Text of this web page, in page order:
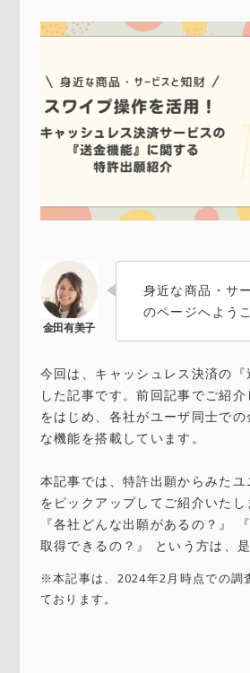
身近な商品・サ
のページへよう
今回は、キャッシュレス決済の『
した記事です。前回記事でご紹介
をはじめ、各社がユーザ同士で
な機能を搭載しています。
本記事では、特許出願からみた
をピックアップしてご紹介いたし
『各社どんな出願があるの？』
取得できるの？』 という方は、
※本記事は、2024年2月時点での調
ております。